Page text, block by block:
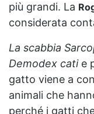
più grandi. La
considerata
La scabbia
Demodex catie
gatto viene a
animali che
perché i gatti